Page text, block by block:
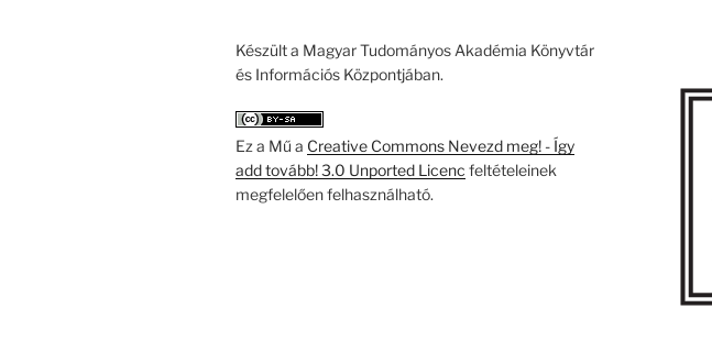
Készült a Magyar Tudományos Akadémia Könyvtár
és Információs Központjában.
Ez a Mű a Creative Commons Nevezd meg! - Így
add tovább! 3.0 Unported Licenc feltételeinek
megfelelően felhasználható.